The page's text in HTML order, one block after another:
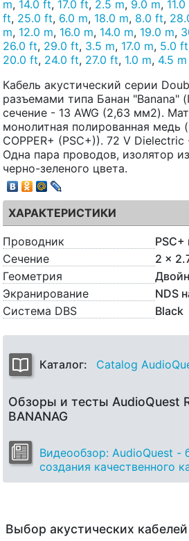
m, 14.0 ft, 17.0 ft, 2.5 m, 9.0 m,
ft, 25.0 ft, 6.0 m, 18.0 m, 8.0 ft,
m, 12.0 m, 16.0 m, 14.0 m, 19.0 m,
26.0 ft, 29.0 ft, 3.5 m, 17.0 m, 5.0 ft
20.0 ft, 24.0 ft, 27.0 ft, 1.0 m, 4.5 m
Кабель акустический серии
разъемами типа Банан "Banana"
сечение - 13 AWG (2,63 мм2).
монолитная полированная медь
COPPER+ (PSC+)). 72 V Dielectric
Одна пара проводов, изолятор
черно-зеленого цвета.
ХАРАКТЕРИСТИКИ
Проводник
Сечение
2 x
Геометрия
Экранирование
NDS
Система DBS
Black
Каталог: Catalog
Обзоры и тесты AudioQuest
BANANAG
Видеообзор: AudioQuest -
создания качественного
Выбор акустических кабелей